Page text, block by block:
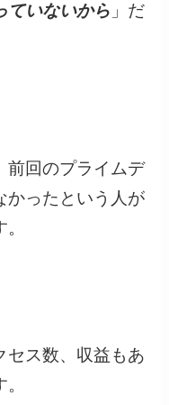
ていないから 」だ
前回のプライムデ
かったという人が
セス数、収益もあ